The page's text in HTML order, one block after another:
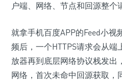
户端、网络、节点和回源整个
就拿手机百度APP的Feed小
频后，一个HTTPS请求会从端
放器再到底层网络协议栈发出
网络，首次未命中回源获取，